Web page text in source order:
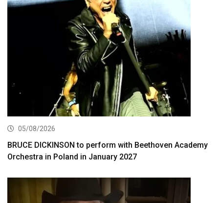
05/08/2026
BRUCE DICKINSON to perform with Beethoven Academy
Orchestra in Poland in January 2027